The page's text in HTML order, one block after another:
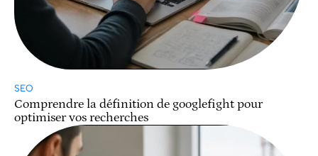
SEO
Comprendre la définition de googlefight pour
optimiser vos recherches